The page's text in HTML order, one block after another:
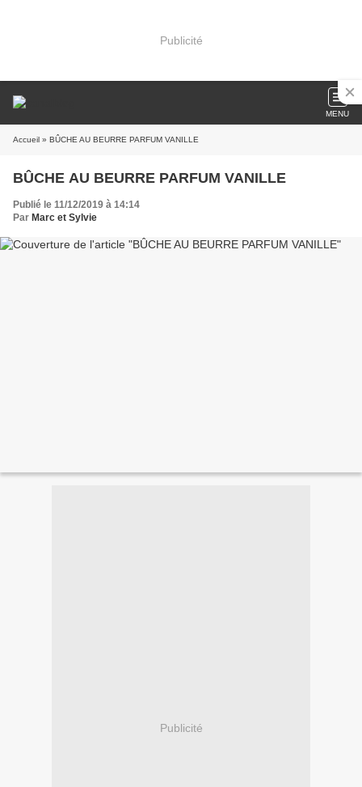
Publicité
MENU
Accueil » BÛCHE AU BEURRE PARFUM VANILLE
BÛCHE AU BEURRE PARFUM VANILLE
Publié le 11/12/2019 à 14:14
Par Marc et Sylvie
Publicité